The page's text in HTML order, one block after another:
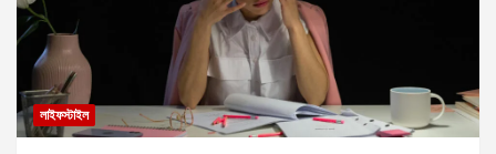
লাইফস্টাইল